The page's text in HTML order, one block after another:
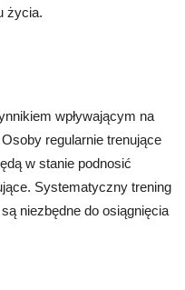
życia.
wpływającym na
regularnie trenujące
w stanie podnosić
Systematyczny trening
niezbędne do osiągnięcia